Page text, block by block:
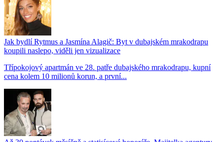
Jak bydlí Rytmus a Jasmína Alagič: Byt v dubajském mrakodrapu
koupili naslepo, viděli jen vizualizace
Třípokojový apartmán ve 28. patře dubajského mrakodrapu, kupní
cena kolem 10 milionů korun, a první...